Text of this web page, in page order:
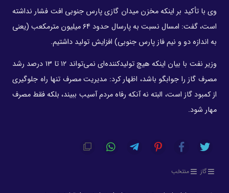
وی با تأکید بر اینکه مخزن میدان گازی پارس جنوبی افت فشار نداشته
است، گفت: امسال نسبت به پارسال حدود ۶۴ میلیون مترمکعب (یعنی
به اندازه دو و نیم فاز پارس جنوبی) افزایش تولید داشتیم.
وزیر نفت با بیان اینکه هیچ تولیدکننده‌ای نمی‌تواند ۱۲ تا ۱۳ درصد رشد
مصرف گاز را جوابگو باشد، اظهار کرد: مدیریت مصرف تنها راه جلوگیری
از کمبود گاز است، البته نه آنکه رفاه مردم آسیب ببیند، بلکه فقط مصرف
مهار شود.
گاز منتخب